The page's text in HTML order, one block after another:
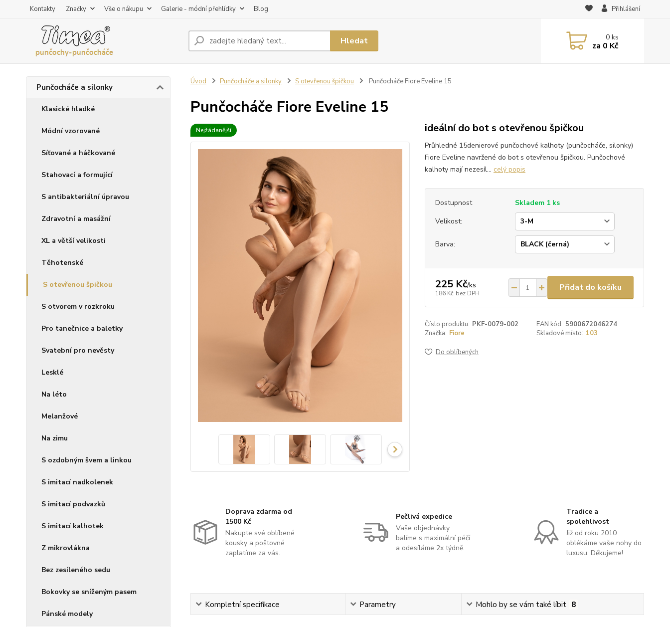
Kontakty Značky Vše o nákupu Galerie - módní přehlídky Blog Přihlášení
Hledat 0ks
za 0 Kč
Punčocháče a silonky
Klasické hladké
Módní vzorované
Síťované a háčkované
Stahovací a formující
S antibakteriální úpravou
Zdravotní a masážní
XL a větší velikosti
Těhotenské
S otevřenou špičkou
S otvorem v rozkroku
Pro tanečnice a baletky
Svatební pro nevěsty
Lesklé
Na léto
Melanžové
Na zimu
S ozdobným švem a linkou
S imitací nadkolenek
S imitací podvazků
S imitací kalhotek
Z mikrovlákna
Bez zesíleného sedu
Bokovky se sníženým pasem
Pánské modely
Úvod Punčocháče a silonky S otevřenou špičkou Punčocháče Fiore Eveline 15
Punčocháče Fiore Eveline 15
Nejžádanější ideální do bot s otevřenou špičkou
Průhledné 15denierové punčochové kalhoty (punčocháče, silonky)
Fiore Eveline navržené do bot s otevřenou špičkou. Punčochové
kalhoty mají nezesíl... celý popis
Dostupnost
Skladem 1 ks
Velikost:
Barva:
225 Kč/ks
186 Kč bez DPH
Přidat do košíku
Číslo produktu: PKF-0079-002 EAN kód: 5900672046274
Značka: Fiore Skladové místo: 103
Do oblíbených
Doprava zdarma od
1500 Kč
Nakupte své oblíbené
kousky a poštovné
zaplatíme za vás.
Pečlivá expedice
Vaše objednávky
balíme s maximální péčí
a odesíláme 2x týdně.
Tradice a
spolehlivost
Již od roku 2010
oblékáme vaše nohy do
luxusu. Děkujeme!
Kompletní specifikace Parametry Mohlo by se vám také líbit 8